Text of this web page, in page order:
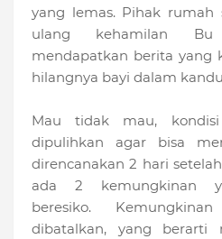
yang lemas. Pihak rumah
ulang kehamilan Bu
mendapatkan berita yang
hilangnya bayi dalam
Mau tidak mau,
dipulihkan agar bisa
direncanakan 2 hari
ada 2 kemungkinan
beresiko.
dibatalkan, yang berarti